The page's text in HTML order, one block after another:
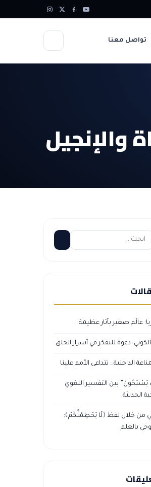
تواصل معنا
والإنجيل
عالَم صغير بآثار عظيمة
دعوة للتفكر في أسرار الخلق
الداخلية… تتداعى الأمم علينا
يَسْبَحُونَ” بين التفسير اللغوي
الحديثة
من خلال لفظ ﴿لَا يَحْطِمَنَّكُمْ﴾:
بالعلم